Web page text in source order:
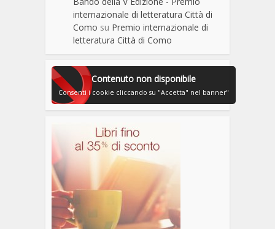
internazionale di letteratura Città di
Como su Premio internazionale di
letteratura Città di Como
Contenuto non disponibile
Consenti i cookie cliccando su "Accetta" nel banner"